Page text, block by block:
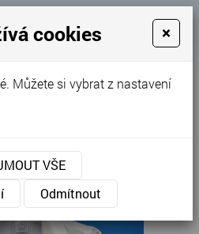
- dlouhý rukáv
cookies ×
Můžete si vybrat z nastavení
VŠE
Odmítnout